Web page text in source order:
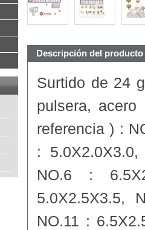
Descripción del producto
Surtido de 24
pulsera,
referencia ) :
:
NO.6 :
5.0X2.5X3.5,
NO.11 :